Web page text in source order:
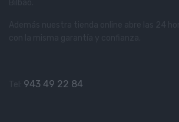
943 49 22 84